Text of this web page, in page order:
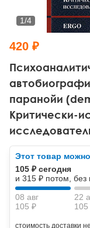
Тревожные
Психодрама
Другие
Классический,
НЛП
Психология
Социальная
Социальная и
Классический и
паранойи
Критически-
1/4
420 ₽
Этот товар
105 ₽ сегодня
и 315 ₽ потом, без
08 авг
105 ₽
22
105
стоимость доставки